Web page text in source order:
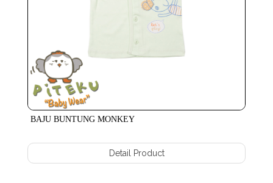
BAJU BUNTUNG MONKEY
Detail Product